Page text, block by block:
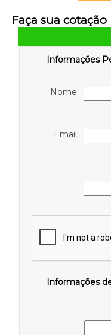
Faça sua cotação
Informações
Nome:
Email:
Informações